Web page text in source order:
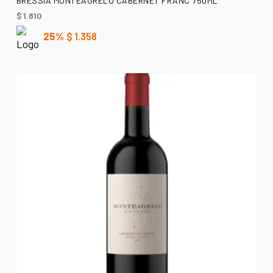
$1.810
25% $ 1.358